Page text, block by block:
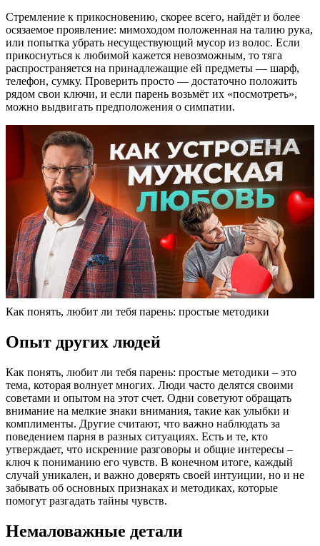
Стремление к прикосновению, скорее всего, найдёт и более
осязаемое проявление: мимоходом положенная на талию рука,
или попытка убрать несуществующий мусор из волос. Если
прикоснуться к любимой кажется невозможным, то тяга
распространяется на принадлежащие ей предметы — шарф,
телефон, сумку. Проверить просто — достаточно положить
рядом свои ключи, и если парень возьмёт их «посмотреть»,
можно выдвигать предположения о симпатии.
Как понять, любит ли тебя парень: простые методики
Опыт других людей
Как понять, любит ли тебя парень: простые методики – это
тема, которая волнует многих. Люди часто делятся своими
советами и опытом на этот счет. Одни советуют обращать
внимание на мелкие знаки внимания, такие как улыбки и
комплименты. Другие считают, что важно наблюдать за
поведением парня в разных ситуациях. Есть и те, кто
утверждает, что искренние разговоры и общие интересы –
ключ к пониманию его чувств. В конечном итоге, каждый
случай уникален, и важно доверять своей интуиции, но и не
забывать об основных признаках и методиках, которые
помогут разгадать тайны чувств.
Немаловажные детали